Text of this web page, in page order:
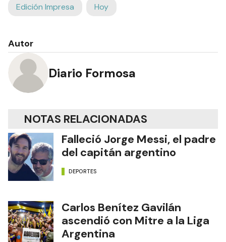
Edición Impresa Hoy
Autor
Diario Formosa
NOTAS RELACIONADAS
Falleció Jorge Messi, el padre
del capitán argentino
DEPORTES
Carlos Benítez Gavilán
ascendió con Mitre a la Liga
Argentina